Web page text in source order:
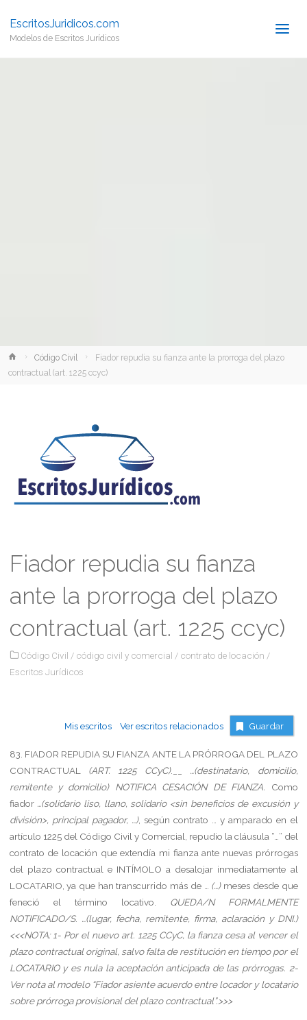
EscritosJuridicos.com
Modelos de Escritos Jurídicos
InicioCódigo Civil
Fiador repudia su fianza ante la prorroga del plazo
contractual (art. 1225 ccyc)
Fiador repudia su fianza
ante la prorroga del plazo
contractual (art. 1225 ccyc)
Código Civil / código civil y comercial / contrato de locación /
Escritos Jurídicos
Mis escritos Ver escritos relacionados Guardar
83. FIADOR REPUDIA SU FIANZA ANTE LA PRÓRROGA DEL
PLAZO
CONTRACTUAL
(ART. 1225 CCyC).__ …(destinatario, domicilio,
remitente y domicilio)
NOTIFICA CESACIÓN DE FIANZA. Como
fiador …(solidario liso, llano, solidario <sin beneficios de excusión y
división>, principal pagador, …), según contrato … y amparado en el
artículo 1225 del Código Civil y Comercial, repudio la cláusula “…” del
contrato de locación que extendía mi fianza ante nuevas prórrogas
del plazo contractual e INTÍMOLO a desalojar inmediatamente al
LOCATARIO, ya que han transcurrido más de … (…)meses desde que
feneció el término locativo. QUEDA/N
FORMALMENTE
NOTIFICADO/S. …(lugar, fecha, remitente, firma, aclaración y DNI.)
<<<NOTA: 1- Por el nuevo art. 1225 CCyC, la fianza cesa al vencer el
plazo contractual original, salvo falta de restitución en tiempo por el
LOCATARIO y es nula la aceptación anticipada de las prórrogas. 2-
Ver nota al modelo “Fiador asiente acuerdo entre locador y locatario
sobre prórroga provisional del plazo contractual”.>>>